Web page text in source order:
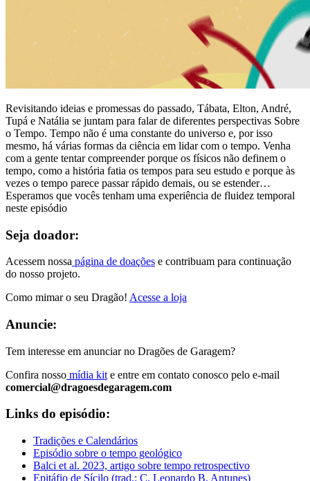
Revisitando ideias e promessas do passado, Tábata, Elton, André,
Tupá e Natália se juntam para falar de diferentes perspectivas Sobre
o Tempo. Tempo não é uma constante do universo e, por isso
mesmo, há várias formas da ciência em lidar com o tempo. Venha
com a gente tentar compreender porque os físicos não definem o
tempo, como a história fatia os tempos para seu estudo e porque às
vezes o tempo parece passar rápido demais, ou se estender…
Esperamos que vocês tenham uma experiência de fluidez temporal
neste episódio
Seja doador:
Acessem nossa página de doações e contribuam para continuação
do nosso projeto.
Como mimar o seu Dragão! Acesse a loja
Anuncie:
Tem interesse em anunciar no Dragões de Garagem?
Confira nosso mídia kit e entre em contato conosco pelo e-mail
comercial@dragoesdegaragem.com
Links do episódio:
Tradições e Calendários
Episódio sobre o tempo geológico
Balci et al. 2023, artigo sobre tempo retrospectivo
Epitáfio de Sícilo (trad.: C. Leonardo B. Antunes)